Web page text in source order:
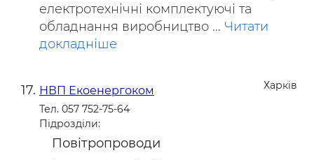
електротехнічні комплектуючі та
обладнання виробництво ... Читати
докладніше
Харків
НВП Екоенергоком
Тел. 057 752-75-64
Підрозділи:
Повітропроводи